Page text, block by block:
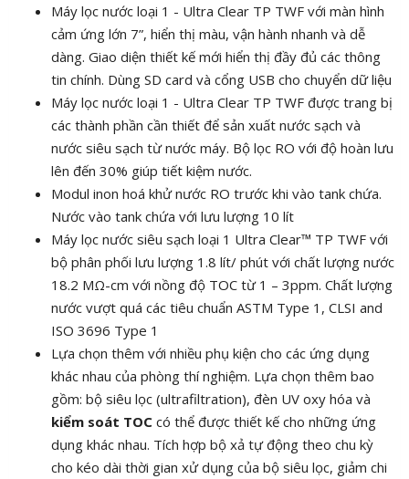
Máy lọc nước loại 1 - Ultra Clear TP TWF với màn hình
cảm ứng lớn 7”, hiển thị màu, vận hành nhanh và dễ
dàng. Giao diện thiết kế mới hiển thị đầy đủ các thông
tin chính. Dùng SD card và cổng USB cho chuyển dữ liệu
Máy lọc nước loại 1 - Ultra Clear TP TWF được trang bị
các thành phần cần thiết để sản xuất nước sạch và
nước siêu sạch từ nước máy. Bộ lọc RO với độ hoàn lưu
lên đến 30% giúp tiết kiệm nước.
Modul inon hoá khử nước RO trước khi vào tank chứa.
Nước vào tank chứa với lưu lượng 10 lít
Máy lọc nước siêu sạch loại 1 Ultra Clear™ TP TWF với
bộ phân phối lưu lượng 1.8 lít/ phút với chất lượng nước
18.2 MΩ-cm với nồng độ TOC từ 1 – 3ppm. Chất lượng
nước vượt quá các tiêu chuẩn ASTM Type 1, CLSI and
ISO 3696 Type 1
Lựa chọn thêm với nhiều phụ kiện cho các ứng dụng
khác nhau của phòng thí nghiệm. Lựa chọn thêm bao
gồm: bộ siêu lọc (ultrafiltration), đèn UV oxy hóa và
kiểm soát TOC có thể được thiết kế cho những ứng
dụng khác nhau. Tích hợp bộ xả tự động theo chu kỳ
cho kéo dài thời gian xử dụng của bộ siêu lọc, giảm chi